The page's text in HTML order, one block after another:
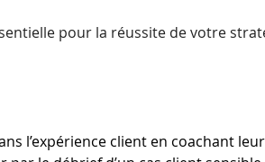
pour la réussite de votre
l’expérience client en coachant